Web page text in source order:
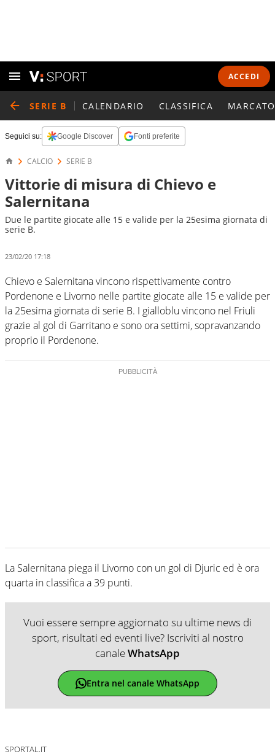
ACCEDI
SERIE B CALENDARIO CLASSIFICA
Seguici su: Google Discover Fonti preferite
CALCIO SERIE B
Vittorie di misura di Chievo e
Salernitana
Due le partite giocate alle 15 e valide per la 25esima giornata di
serie B.
23/02/20 17:18
Chievo e Salernitana vincono rispettivamente contro
Pordenone e Livorno nelle partite giocate alle 15 e valide per
la 25esima giornata di serie B. I gialloblu vincono nel Friuli
grazie al gol di Garritano e sono ora settimi, sopravanzando
proprio il Pordenone.
La Salernitana piega il Livorno con un gol di Djuric ed è ora
quarta in classifica a 39 punti.
Vuoi essere sempre aggiornato su ultime news di
sport, risultati ed eventi live? Iscriviti al nostro
canaleWhatsApp
Entra nel canale WhatsApp
SPORTAL.IT